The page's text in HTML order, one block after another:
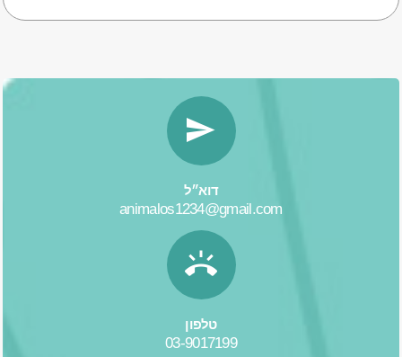
דוא״ל
animalos1234@gmail.com
טלפון
03-9017199